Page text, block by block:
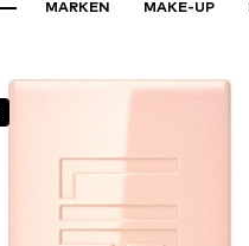
MARKEN MAKE-UP